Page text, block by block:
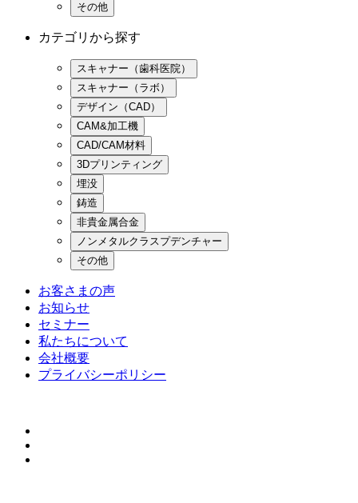
その他
カテゴリから探す
スキャナー（歯科医院）
スキャナー（ラボ）
デザイン（CAD）
CAM&加工機
CAD/CAM材料
3Dプリンティング
埋没
鋳造
非貴金属合金
ノンメタルクラスプデンチャー
その他
お客さまの声
お知らせ
セミナー
私たちについて
会社概要
プライバシーポリシー